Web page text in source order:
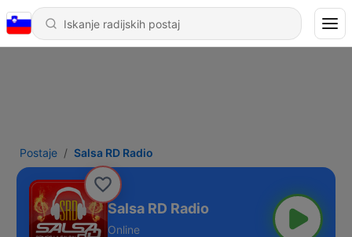
Postaje Salsa RD Radio
Salsa RD Radio
Online